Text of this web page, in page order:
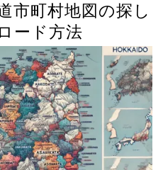
市町村地図の探し
ード方法